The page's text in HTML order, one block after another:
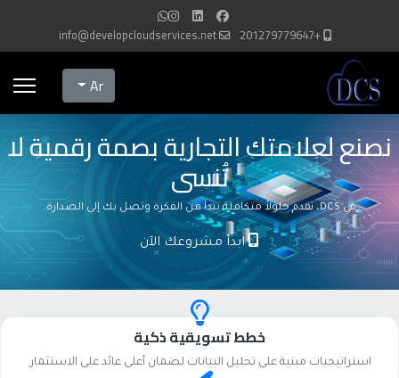
+201279779647
info@developcloudservices.net
Select your language
Ar
نصنع لعلامتك التجارية بصمة رقمية لا
تُنسى
في DCS، نقدم حلولاً متكاملة تبدأ من الفكرة وتصل بك إلى الصدارة.
ابدأ مشروعك الآن
خطط تسويقية ذكية
استراتيجيات مبنية على تحليل البيانات لضمان أعلى عائد على الاستثمار.